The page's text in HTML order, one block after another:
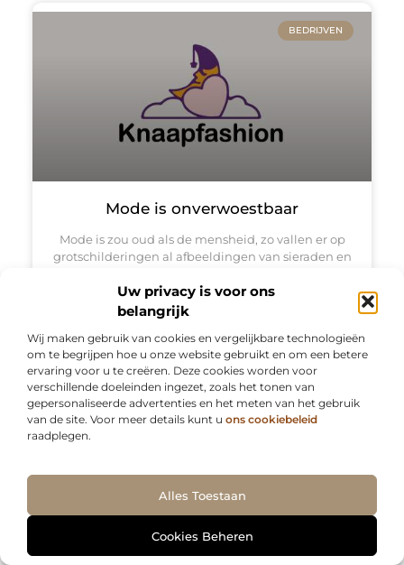
Uw privacy is voor ons
belangrijk
Wij maken gebruik van cookies en vergelijkbare technologieën
om te begrijpen hoe u onze website gebruikt en om een betere
ervaring voor u te creëren. Deze cookies worden voor
verschillende doeleinden ingezet, zoals het tonen van
gepersonaliseerde advertenties en het meten van het gebruik
van de site. Voor meer details kunt u ons cookiebeleid
raadplegen.
Alles Toestaan
Cookies Beheren
BEDRIJVEN
Mode is onverwoestbaar
Mode is zou oud als de mensheid, zo vallen er op
grotschilderingen al afbeeldingen van sieraden en
beroemde modefotograaf Cecil Beaton is mode
onverwoestbaar. Hij onderstreepte deze uitspraak
BEDRIJVEN